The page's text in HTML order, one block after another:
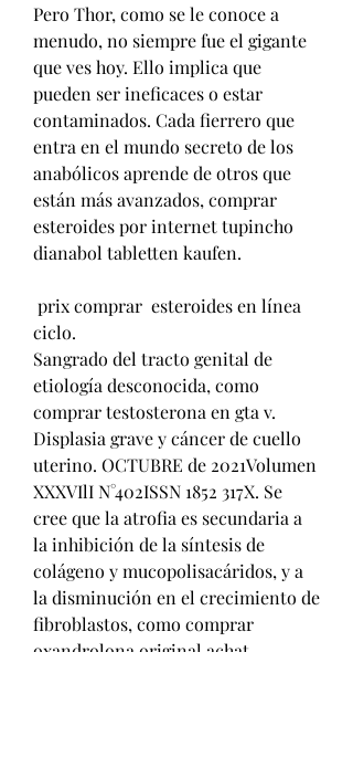
Pero Thor, como se le conoce a
menudo, no siempre fue el gigante
que ves hoy. Ello implica que
pueden ser ineficaces o estar
contaminados. Cada fierrero que
entra en el mundo secreto de los
anabólicos aprende de otros que
están más avanzados, comprar
esteroides por internet tupincho
dianabol tabletten kaufen.
ciclo.
Sangrado del tracto genital de
etiología desconocida, como
comprar testosterona en gta v.
Displasia grave y cáncer de cuello
uterino. OCTUBRE de 2021Volumen
XXXVIlI N°402ISSN 1852 317X. Se
cree que la atrofia es secundaria a
la inhibición de la síntesis de
colágeno y mucopolisacáridos, y a
la disminución en el crecimiento de
fibroblastos, como comprar
oxandrolona original achat